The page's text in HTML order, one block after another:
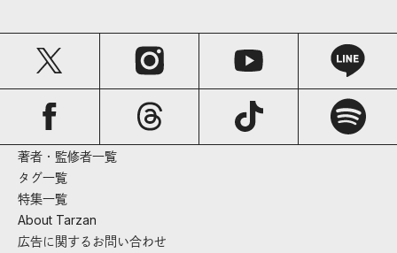
著者・監修者一覧
タグ一覧
特集一覧
About Tarzan
広告に関するお問い合わせ